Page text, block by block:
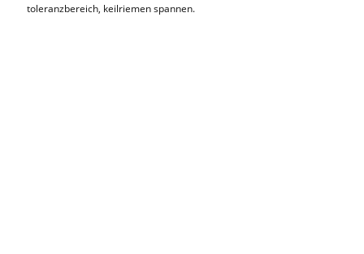
toleranzbereich, keilriemen spannen.